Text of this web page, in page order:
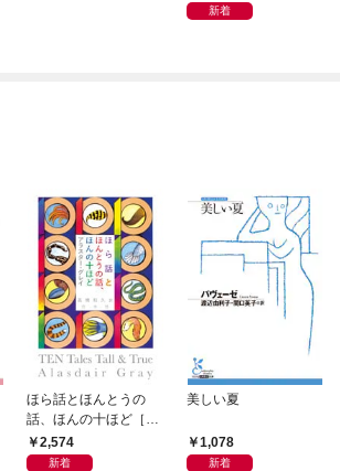
新着
ほら話とほんとうの
話、ほんの十ほど［新
装版］
2,574
新着
美しい夏
1,078
新着